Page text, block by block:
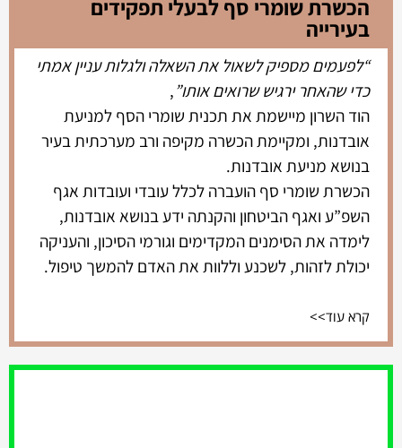
הכשרת שומרי סף לבעלי תפקידים
בעירייה
“לפעמים מספיק לשאול את השאלה ולגלות עניין אמתי
כדי שהאחר ירגיש שרואים אותו”,
הוד השרון מיישמת את תכנית שומרי הסף למניעת
אובדנות, ומקיימת הכשרה מקיפה ורב מערכתית בעיר
בנושא מניעת אובדנות.
הכשרת שומרי סף הועברה לכלל עובדי ועובדות אגף
השפ”ע ואגף הביטחון והקנתה ידע בנושא אובדנות,
לימדה את הסימנים המקדימים וגורמי הסיכון, והעניקה
יכולת לזהות, לשכנע וללוות את האדם להמשך טיפול.
קרא עוד>>